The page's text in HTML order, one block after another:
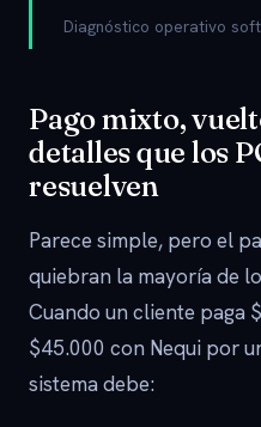
Diagnóstico operativo
Pago mixto,
detalles que los
resuelven
Parece simple, pero el
quiebran la mayoría de
Cuando un cliente paga
$45.000 con Nequi por
sistema debe: